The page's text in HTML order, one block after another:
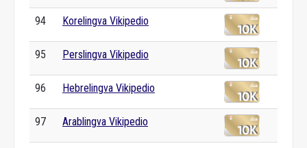
94 Korelingva Vikipedio
95 Perslingva Vikipedio
96 Hebrelingva Vikipedio
97 Arablingva Vikipedio